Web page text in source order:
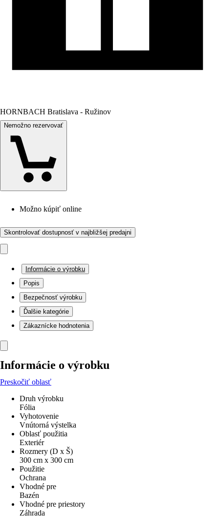
HORNBACH Bratislava - Ružinov
Nemožno rezervovať
Možno kúpiť online
Skontrolovať dostupnosť v najbližšej predajni
Informácie o výrobku
Popis
Bezpečnosť výrobku
Ďalšie kategórie
Zákaznícke hodnotenia
Informácie o výrobku
Preskočiť oblasť
Druh výrobku
Fólia
Vyhotovenie
Vnútorná výstelka
Oblasť použitia
Exteriér
Rozmery (D x Š)
300 cm x 300 cm
Použitie
Ochrana
Vhodné pre
Bazén
Vhodné pre priestory
Záhrada